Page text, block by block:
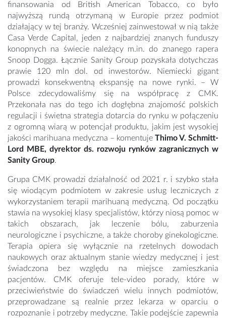
finansowania od British American Tobacco, co było
najwyższą rundą otrzymaną w Europie przez podmiot
działający w tej branży. Wcześniej zainwestował w nią także
Casa Verde Capital, jeden z najbardziej znanych funduszy
konopnych na świecie należący m.in. do znanego rapera
Snoop Dogga. Łącznie Sanity Group pozyskała dotychczas
prawie 120 mln dol. od inwestorów. Niemiecki gigant
prowadzi konsekwentną ekspansję na nowe rynki. – W
Polsce zdecydowaliśmy się na współpracę z CMK.
Przekonała nas do tego ich dogłębna znajomość polskich
regulacji i świetna strategia dotarcia do rynku w połączeniu
z ogromną wiarą w potencjał produktu, jakim jest wysokiej
jakości marihuana medyczna – komentuje Thimo V. Schmitt-
Lord MBE, dyrektor ds. rozwoju rynków zagranicznych w
Sanity Group.
Grupa CMK prowadzi działalność od 2021 r. i szybko stała
się wiodącym podmiotem w zakresie usług leczniczych z
wykorzystaniem terapii marihuaną medyczną. Od początku
stawia na wysokiej klasy specjalistów, którzy niosą pomoc w
takich obszarach, jak leczenie bólu, zaburzenia
neurologiczne i psychiczne, a także choroby ginekologiczne.
Terapia opiera się wyłącznie na rzetelnych dowodach
naukowych oraz aktualnym stanie wiedzy medycznej i jest
świadczona bez względu na miejsce zamieszkania
pacjentów. CMK oferuje tele-video porady, które w
przeciwieństwie do świadczeń wielu innych podmiotów,
przeprowadzane są realnie przez lekarza w oparciu o
rozpoznanie i potrzeby medyczne. Takie podejście zapewnia